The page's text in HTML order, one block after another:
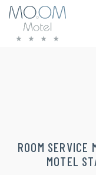
ROOM SERVICE
MOTEL